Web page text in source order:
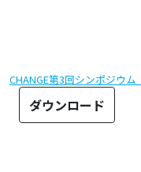
CHANGE第3回シンポジウ
ダウンロード